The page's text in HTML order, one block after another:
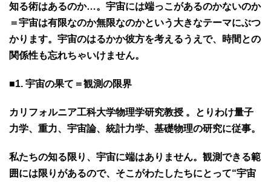
知る術はあるのか…。宇宙には端っこがあるのかないのか
＝宇宙は有限なのか無限なのかという大きなテーマにぶつ
かります。宇宙のはるかか彼方を考えるうえで、時間との
関係性も忘れちゃいけません。
■1. 宇宙の果て＝観測の限界
カリフォルニア工科大学物理学研究教授 。とりわけ量子
力学、重力、宇宙論、統計力学、基礎物理の研究に従事。
私たちの知る限り、宇宙に端はありません。観測できる範
囲には限りがあるので、そこがわたしたちにとって“宇宙